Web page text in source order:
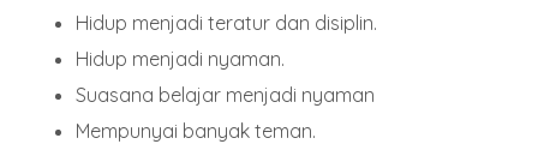
Hidup menjadi teratur dan disiplin.
Hidup menjadi nyaman.
Suasana belajar menjadi nyaman
Mempunyai banyak teman.